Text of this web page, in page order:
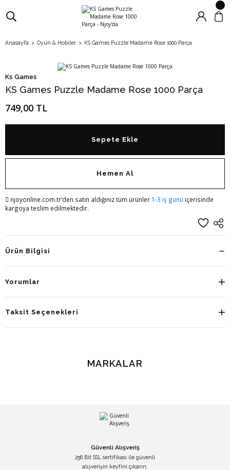
Anasayfa Oyun & Hobiler KS Games Puzzle Madame Rose 1000 Parça
Ks Games
KS Games Puzzle Madame Rose 1000 Parça
749,00 TL
Sepete Ekle
Hemen Al
njoyonline.com.tr’den satın aldığınız tüm ürünler 1-3 iş günü içerisinde
kargoya teslim edilmektedir.
Ürün Bilgisi
Yorumlar
Taksit Seçenekleri
MARKALAR
Güvenli Alışveriş
256 Bit SSL sertifikası ile güvenli
alışverişin keyfini çıkarın.